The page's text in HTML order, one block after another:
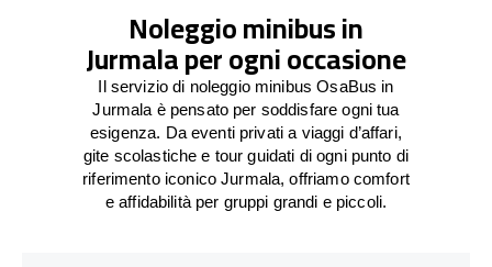
Noleggio minibus in
Jurmala per ogni occasione
Il servizio di noleggio minibus OsaBus in
Jurmala è pensato per soddisfare ogni tua
esigenza. Da eventi privati a viaggi d’affari,
gite scolastiche e tour guidati di ogni punto di
riferimento iconico Jurmala, offriamo comfort
e affidabilità per gruppi grandi e piccoli.